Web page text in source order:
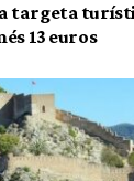
targeta
13 euros